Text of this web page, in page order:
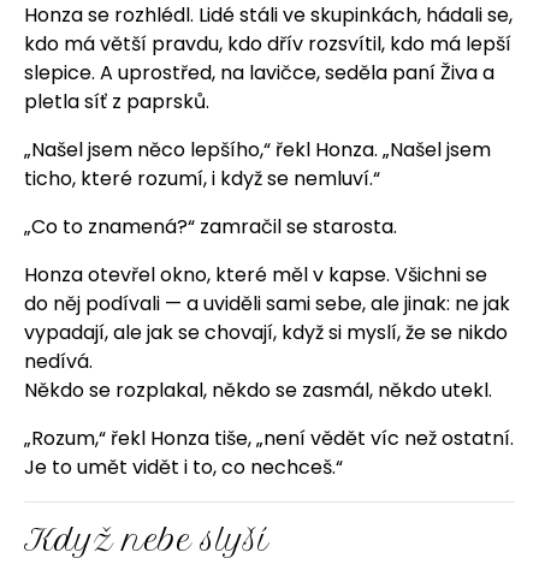
Honza se rozhlédl. Lidé stáli ve skupinkách, hádali se,
kdo má větší pravdu, kdo dřív rozsvítil, kdo má lepší
slepice. A uprostřed, na lavičce, seděla paní Živa a
pletla síť z paprsků.
„Našel jsem něco lepšího,“ řekl Honza. „Našel jsem
ticho, které rozumí, i když se nemluví.“
„Co to znamená?“ zamračil se starosta.
Honza otevřel okno, které měl v kapse. Všichni se
do něj podívali — a uviděli sami sebe, ale jinak: ne jak
vypadají, ale jak se chovají, když si myslí, že se nikdo
nedívá.
Někdo se rozplakal, někdo se zasmál, někdo utekl.
„Rozum,“ řekl Honza tiše, „není vědět víc než ostatní.
Je to umět vidět i to, co nechceš.“
Když nebe slyší